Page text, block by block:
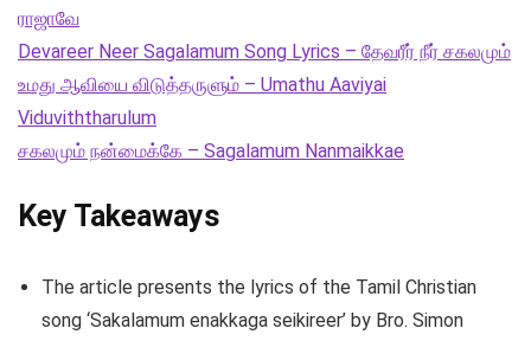
ராஜாவே
Devareer Neer Sagalamum Song Lyrics – தேவரீர் நீர் சகலமும்
உமது ஆவியை விடுத்தருளும் – Umathu Aaviyai
Viduviththarulum
சகலமும் நன்மைக்கே – Sagalamum Nanmaikkae
Key Takeaways
The article presents the lyrics of the Tamil Christian
song ‘Sakalamum enakkaga seikireer’ by Bro. Simon